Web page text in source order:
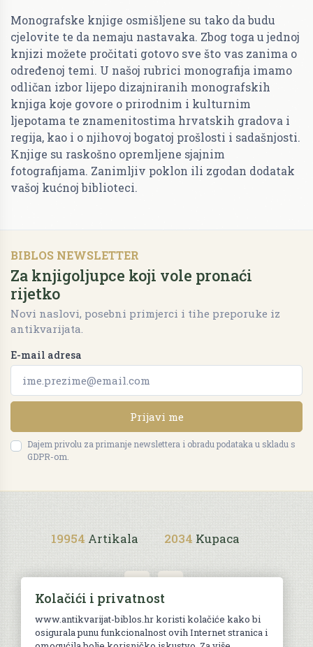
Monografske knjige osmišljene su tako da budu
cjelovite te da nemaju nastavaka. Zbog toga u jednoj
knjizi možete pročitati gotovo sve što vas zanima o
određenoj temi. U našoj rubrici monografija imamo
odličan izbor lijepo dizajniranih monografskih
knjiga koje govore o prirodnim i kulturnim
ljepotama te znamenitostima hrvatskih gradova i
regija, kao i o njihovoj bogatoj prošlosti i sadašnjosti.
Knjige su raskošno opremljene sjajnim
fotografijama. Zanimljiv poklon ili zgodan dodatak
vašoj kućnoj biblioteci.
BIBLOS NEWSLETTER
Za knjigoljupce koji vole pronaći
rijetko
Novi naslovi, posebni primjerci i tihe preporuke iz
antikvarijata.
E-mail adresa
Prijavi me
Dajem privolu za primanje newslettera i obradu podataka u skladu s
GDPR-om.
19954 Artikala 2034 Kupaca
Uvjeti kupnje
Kolačići i privatnost
www.antikvarijat-biblos.hr koristi kolačiće kako bi
osigurala punu funkcionalnost ovih Internet stranica i